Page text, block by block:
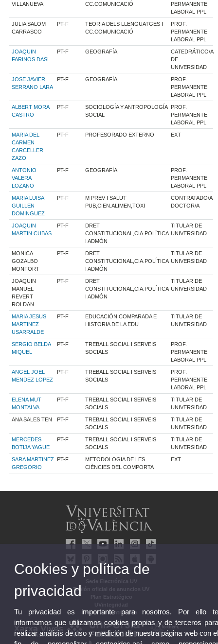
VILLANUEVA
CC.COMUNICACIÓ
PERMANENTE
LABORAL PPL
JULIA SALOM
CARRASCO
PT-F
TEORIA DELS LLENGUATGES I
CC.COMUNICACIÓ
PROF.
PERMANENTE
LABORAL PPL
JOAQUIN
FARINOS DASI
PT-F GEOGRAFÍA
CATEDRÁTICO/A
DE
UNIVERSIDAD
JOSE JAVIER
SERRANO LARA
PT-F GEOGRAFÍA
PROF.
PERMANENTE
LABORAL PPL
ALBERT MORA
CASTRO
PT-F
SOCIOLOGÍA Y ANTROPOLOGÍA
SOCIAL
PROF.
PERMANENTE
LABORAL PPL
MARIA DEL
CARMEN
CARCELLER
ZAZO
PT-F PROFESORADO EXTERNO EXT
ANTONIO
VALERA
LOZANO
PT-F GEOGRAFÍA
PROF.
PERMANENTE
LABORAL PPL
MARIA LUISA
GUILLEN
DOMINGUEZ
PT-F
M PREV I SALUT
PUB,CIEN.ALIMEN,TOXI
CONTRATADO/A
DOCTOR/A
JOAQUIN
MARTIN CUBAS
PT-F
DRET
CONSTITUCIONAL,CIA.POLÍTICA
I ADMÓN
TITULAR DE
UNIVERSIDAD
MONICA
GOZALBO
MONFORT
PT-F
DRET
CONSTITUCIONAL,CIA.POLÍTICA
I ADMÓN
TITULAR DE
UNIVERSIDAD
JOAQUIN
MANUEL
REVERT
ROLDAN
PT-F
DRET
CONSTITUCIONAL,CIA.POLÍTICA
I ADMÓN
TITULAR DE
UNIVERSIDAD
MARIA JESUS
MARTINEZ
USARRALDE
PT-F
EDUCACIÓN COMPARADA E
HISTORIA DE LA EDU
TITULAR DE
UNIVERSIDAD
SERGIO BELDA
MIQUEL
PT-F
TREBALL SOCIAL I SERVEIS
SOCIALS
PROF.
PERMANENTE
LABORAL PPL
ANGEL JOEL
MENDEZ LOPEZ
PT-F
TREBALL SOCIAL I SERVEIS
SOCIALS
PROF.
PERMANENTE
LABORAL PPL
ELENA MUT
MONTALVA
PT-F
TREBALL SOCIAL I SERVEIS
SOCIALS
TITULAR DE
UNIVERSIDAD
ANA SALES TEN PT-F
TREBALL SOCIAL I SERVEIS
SOCIALS
TITULAR DE
UNIVERSIDAD
MERCEDES
BOTIJA YAGUE
PT-F
TREBALL SOCIAL I SERVEIS
SOCIALS
TITULAR DE
UNIVERSIDAD
SARA MARTINEZ
GREGORIO
PT-F
METODOLOGIA DE LES
CIÈNCIES DEL COMPORTA
EXT
Sede Electrónica UV
Tablón oficial de anuncios UV
Plan Estratégico
UVintegridad
Perfil de contratante
Cookies y política de
privacidad
Tu privacidad es importante para nosotros. Por ello
informamos que utilizamos cookies propias y de terceros
realizar análisis de uso y medición de nuestra página web con